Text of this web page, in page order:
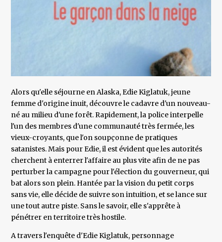
Alors qu'elle séjourne en Alaska, Edie Kiglatuk, jeune
femme d'origine inuit, découvre le cadavre d'un nouveau-
né au milieu d'une forêt. Rapidement, la police interpelle
l'un des membres d'une communauté très fermée, les
vieux-croyants, que l'on soupçonne de pratiques
satanistes. Mais pour Edie, il est évident que les autorités
cherchent à enterrer l'affaire au plus vite afin de ne pas
perturber la campagne pour l'élection du gouverneur, qui
bat alors son plein. Hantée par la vision du petit corps
sans vie, elle décide de suivre son intuition, et se lance sur
une tout autre piste. Sans le savoir, elle s'apprête à
pénétrer en territoire très hostile.
A travers l'enquête d'Edie Kiglatuk, personnage